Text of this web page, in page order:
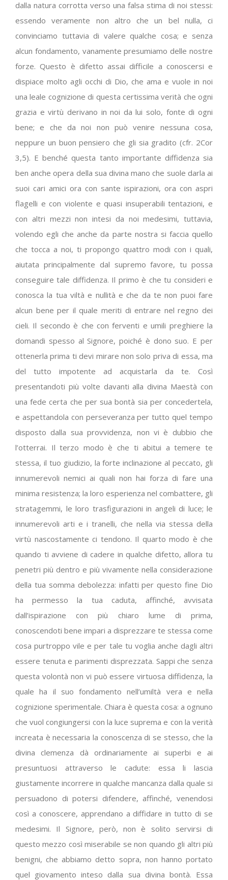
dalla natura corrotta verso una falsa stima di noi stessi:
essendo veramente non altro che un bel nulla, ci
convinciamo tuttavia di valere qualche cosa; e senza
alcun fondamento, vanamente presumiamo delle nostre
forze. Questo è difetto assai difficile a conoscersi e
dispiace molto agli occhi di Dio, che ama e vuole in noi
una leale cognizione di questa certissima verità che ogni
grazia e virtù derivano in noi da lui solo, fonte di ogni
bene; e che da noi non può venire nessuna cosa,
neppure un buon pensiero che gli sia gradito (cfr. 2Cor
3,5). E benché questa tanto importante diffidenza sia
ben anche opera della sua divina mano che suole darla ai
suoi cari amici ora con sante ispirazioni, ora con aspri
flagelli e con violente e quasi insuperabili tentazioni, e
con altri mezzi non intesi da noi medesimi, tuttavia,
volendo egli che anche da parte nostra si faccia quello
che tocca a noi, ti propongo quattro modi con i quali,
aiutata principalmente dal supremo favore, tu possa
conseguire tale diffidenza. Il primo è che tu consideri e
conosca la tua viltà e nullità e che da te non puoi fare
alcun bene per il quale meriti di entrare nel regno dei
cieli. Il secondo è che con ferventi e umili preghiere la
domandi spesso al Signore, poiché è dono suo. E per
ottenerla prima ti devi mirare non solo priva di essa, ma
del tutto impotente ad acquistarla da te. Così
presentandoti più volte davanti alla divina Maestà con
una fede certa che per sua bontà sia per concedertela,
e aspettandola con perseveranza per tutto quel tempo
disposto dalla sua provvidenza, non vi è dubbio che
l’otterrai. Il terzo modo è che ti abitui a temere te
stessa, il tuo giudizio, la forte inclinazione al peccato, gli
innumerevoli nemici ai quali non hai forza di fare una
minima resistenza; la loro esperienza nel combattere, gli
stratagemmi, le loro trasfigurazioni in angeli di luce; le
innumerevoli arti e i tranelli, che nella via stessa della
virtù nascostamente ci tendono. Il quarto modo è che
quando ti avviene di cadere in qualche difetto, allora tu
penetri più dentro e più vivamente nella considerazione
della tua somma debolezza: infatti per questo fine Dio
ha permesso la tua caduta, affinché, avvisata
dall’ispirazione con più chiaro lume di prima,
conoscendoti bene impari a disprezzare te stessa come
cosa purtroppo vile e per tale tu voglia anche dagli altri
essere tenuta e parimenti disprezzata. Sappi che senza
questa volontà non vi può essere virtuosa diffidenza, la
quale ha il suo fondamento nell’umiltà vera e nella
cognizione sperimentale. Chiara è questa cosa: a ognuno
che vuol congiungersi con la luce suprema e con la verità
increata è necessaria la conoscenza di se stesso, che la
divina clemenza dà ordinariamente ai superbi e ai
presuntuosi attraverso le cadute: essa li lascia
giustamente incorrere in qualche mancanza dalla quale si
persuadono di potersi difendere, affinché, venendosi
così a conoscere, apprendano a diffidare in tutto di se
medesimi. Il Signore, però, non è solito servirsi di
questo mezzo così miserabile se non quando gli altri più
benigni, che abbiamo detto sopra, non hanno portato
quel giovamento inteso dalla sua divina bontà. Essa